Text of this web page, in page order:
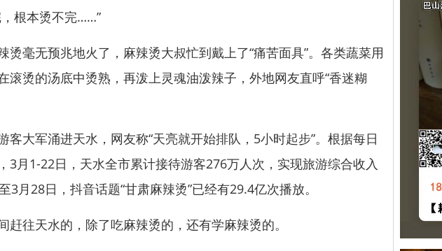
根本烫不完……”
毫无预兆地火了，麻辣烫大叔忙到戴上了“痛苦面具”。各类蔬菜用
滚烫的汤底中烫熟，再泼上灵魂油泼辣子，外地网友直呼“香迷糊
大军涌进天水，网友称“天亮就开始排队，5小时起步”。根据每日
3月1-22日，天水全市累计接待游客276万人次，实现旅游综合收入
3月28日，抖音话题“甘肃麻辣烫”已经有29.4亿次播放。
往天水的，除了吃麻辣烫的，还有学麻辣烫的。